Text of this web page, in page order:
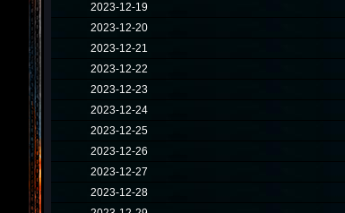
2023-12-19
2023-12-20
2023-12-21
2023-12-22
2023-12-23
2023-12-24
2023-12-25
2023-12-26
2023-12-27
2023-12-28